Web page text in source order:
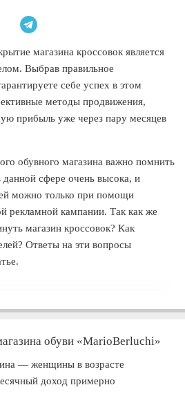
магазина кроссовок является
Выбрав правильное
себе успех в этом
методы продвижения,
прибыль уже через пару месяцев
обувного магазина важно помнить
сфере очень высока, и
можно только при помощи
рекламной кампании. Так как же
магазин кроссовок? Как
Ответы на эти вопросы
обуви «MarioBerluchi»
— женщины в возрасте
доход примерно